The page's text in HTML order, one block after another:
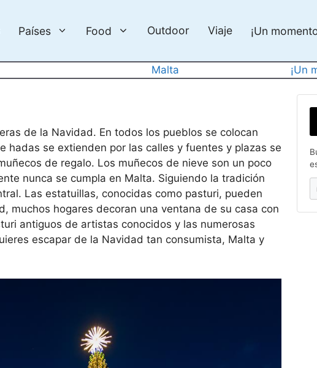
Países Food Outdoor Viaje ¡Un
Malta ¡Un
de la Navidad. En todos los pueblos se colocan
hadas se extienden por las calles y fuentes y plazas se
de regalo. Los muñecos de nieve son un poco
nunca se cumpla en Malta. Siguiendo la tradición
Las estatuillas, conocidas como pasturi, pueden
muchos hogares decoran una ventana de su casa con
antiguos de artistas conocidos y las numerosas
escapar de la Navidad tan consumista, Malta y